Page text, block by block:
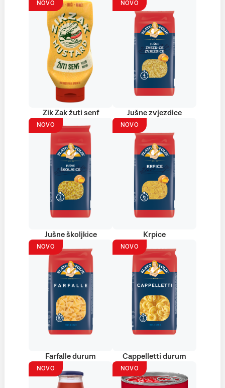
NOVO
Zik Zak žuti senf
NOVO
Jušne zvjezdice
NOVO
Jušne školjkice
NOVO
Krpice
NOVO
Farfalle durum
NOVO
Cappelletti durum
NOVO NOVO